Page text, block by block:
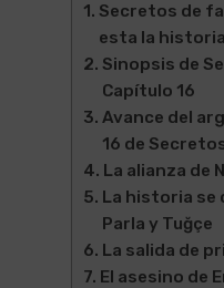
Secretos de
esta la
Sinopsis de
Capítulo 16
Avance del
16 de
La alianza de
La historia se
Parla y Tuğçe
La salida de
El asesino de